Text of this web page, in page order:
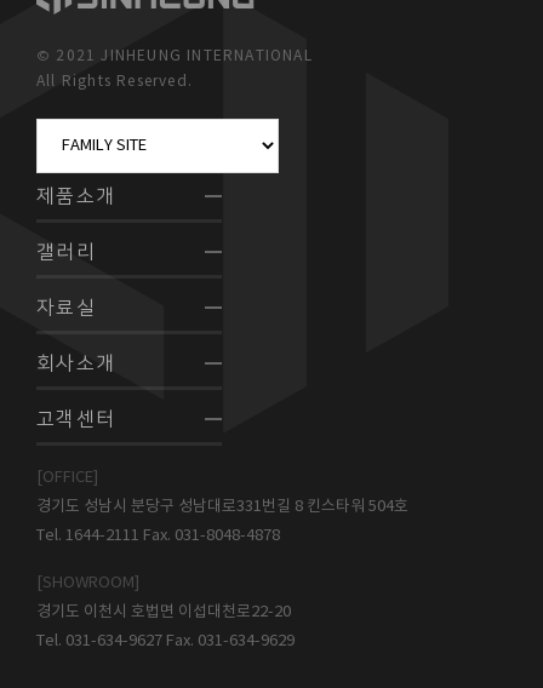
© 2021 JINHEUNG INTERNATIONAL
All Rights Reserved.
제품소개
갤러리
자료실
회사소개
고객센터
[OFFICE]
경기도 성남시 분당구 성남대로331번길 8 킨스타워 504호
Tel. 1644-2111 Fax. 031-8048-4878
[SHOWROOM]
경기도 이천시 호법면 이섭대천로22-20
Tel. 031-634-9627 Fax. 031-634-9629